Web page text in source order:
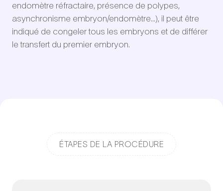
endomètre réfractaire, présence de polypes,
asynchronisme embryon/endomètre…), il peut être
indiqué de congeler tous les embryons et de différer
le transfert du premier embryon.
ÉTAPES DE LA PROCÉDURE